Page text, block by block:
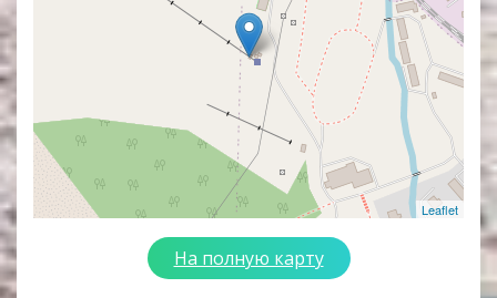
Leaflet
На полную карту